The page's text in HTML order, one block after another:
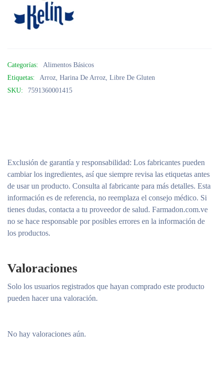
Categorías:
Alimentos Básicos
Etiquetas:
Arroz, Harina De Arroz, Libre De Gluten
SKU:
7591360001415
Exclusión de garantía y responsabilidad: Los fabricantes pueden
cambiar los ingredientes, así que siempre revisa las etiquetas antes
de usar un producto. Consulta al fabricante para más detalles. Esta
información es de referencia, no reemplaza el consejo médico. Si
tienes dudas, contacta a tu proveedor de salud. Farmadon.com.ve
no se hace responsable por posibles errores en la información de
los productos.
Valoraciones
No hay valoraciones aún.
Solo los usuarios registrados que hayan comprado este producto
pueden hacer una valoración.